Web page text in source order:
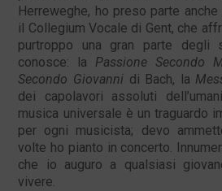
Herreweghe, ho preso parte
il Collegium Vocale di Gent, che
purtroppo una gran parte degli
conosce: la Passione Secondo
Secondo Giovannidi Bach, la
dei capolavori assoluti
musica universale è un traguardo
per ogni musicista; devo
volte ho pianto in concerto.
che io auguro a qualsiasi
vivere.